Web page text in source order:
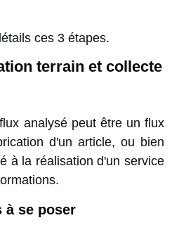
ces 3 étapes.
terrain et collecte
analysé peut être un flux
d'un article, ou bien
à la réalisation d'un service
à se poser